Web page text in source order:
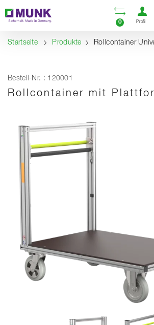
Inhalt
Inhaltsverzeichnis
Navigation
0 Profil
Startseite Produkte Rollcontainer
Bestell-Nr. : 120001
Rollcontainer mit